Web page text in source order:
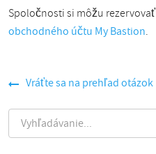
Spoločnosti si môžu
obchodného účtu My Bastion.
Vráťte sa na prehľad otázok
VYHĽADÁVANIE